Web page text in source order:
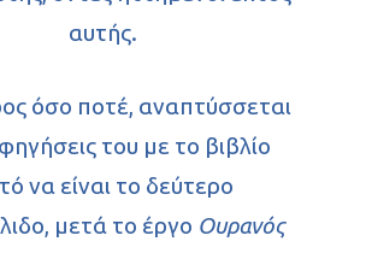
αυτής.
όσο ποτέ, αναπτύσσεται
του με το βιβλίο
να είναι το δεύτερο
μετά το έργο Ουρανός